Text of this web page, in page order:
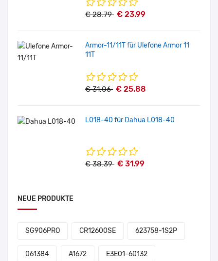
€ 28.79 € 23.99
Armor-11/11T für Ulefone Armor 11
11T
€ 31.06 € 25.88
L018-40 für Dahua L018-40
€ 38.39 € 31.99
NEUE PRODUKTE
SG906PRO CR12600SE 623758-1S2P
061384 A1672 E3E01-60132